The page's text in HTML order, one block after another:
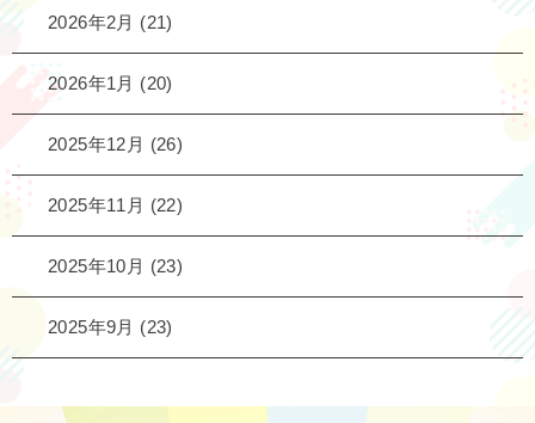
2026年2月 (21)
2026年1月 (20)
2025年12月 (26)
2025年11月 (22)
2025年10月 (23)
2025年9月 (23)